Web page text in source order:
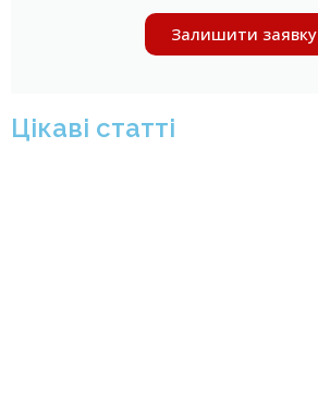
Залишити заявку
Цікаві статті